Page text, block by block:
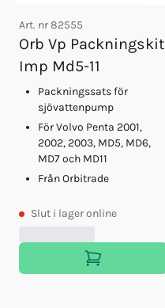
Art. nr82555
Orb Vp Packningskit
Imp Md5-11
Packningssats för
sjövattenpump
För Volvo Penta 2001,
2002, 2003, MD5, MD6,
MD7 och MD11
Från Orbitrade
Slut i lager online